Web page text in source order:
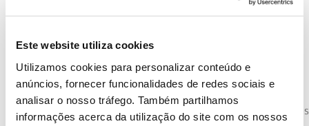
Este website utiliza cookies
Utilizamos cookies para personalizar conteúdo e
anúncios, fornecer funcionalidades de redes sociais e
analisar o nosso tráfego. Também partilhamos
informações acerca da utilização do site com os nossos
perturbações.
Diferentes agentes de perturbação podem interagir entre
si, e as retroações entre perturbações, vegetação e clima
podem ter efeitos de atenuação ou de amplificação nas
perturbações futuras. Devido a esta complexidade, têm
faltado, até agora, projeções robustas e de longo prazo dos